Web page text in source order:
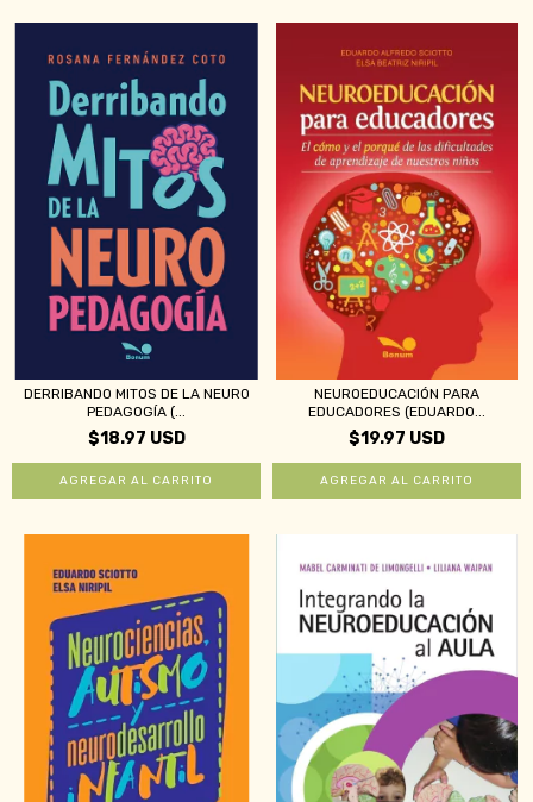
DERRIBANDO MITOS DE LA NEURO
PEDAGOGÍA (...
$18.97 USD
NEUROEDUCACIÓN PARA
EDUCADORES (EDUARDO...
$19.97 USD